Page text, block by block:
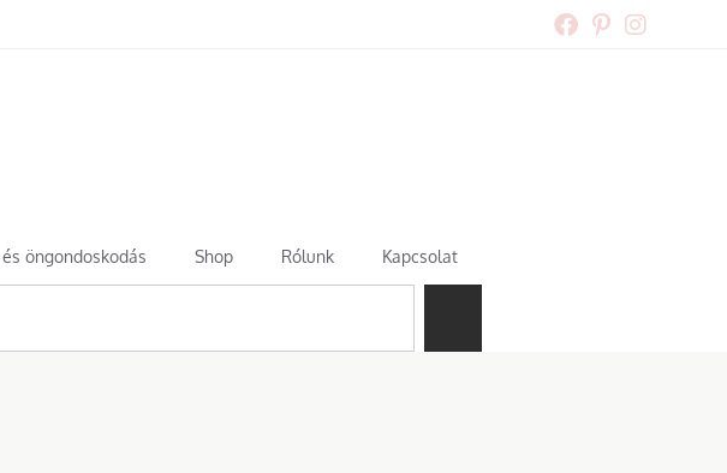
öngondoskodás Shop Rólunk Kapcsolat